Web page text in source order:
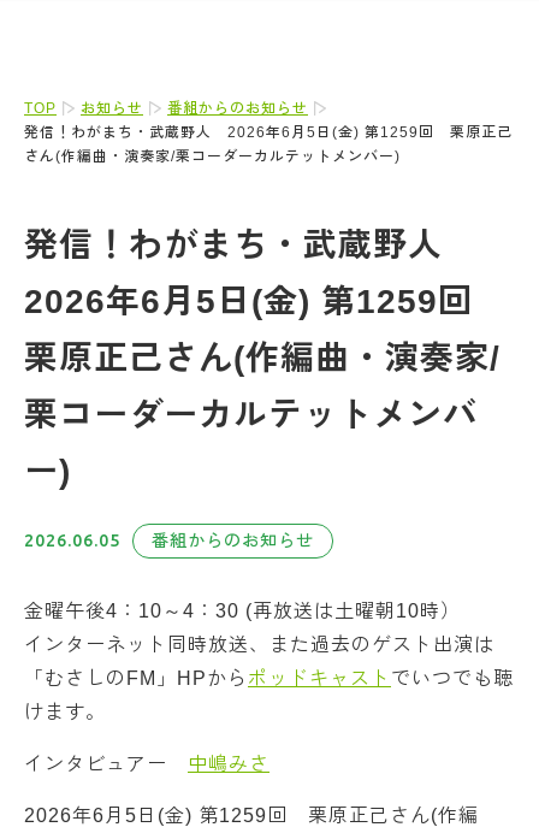
TOP お知らせ
番組からのお知らせ
発信！わがまち・武蔵野人 2026年6月5日(金) 第1259回 栗原正己
さん(作編曲・演奏家/栗コーダーカルテットメンバー)
発信！わがまち・武蔵野人
2026年6月5日(金) 第1259回
栗原正己さん(作編曲・演奏家/
栗コーダーカルテットメンバ
ー)
2026.06.05 番組からのお知らせ
金曜午後4：10～4：30 (再放送は土曜朝10時）
インターネット同時放送、また過去のゲスト出演は
「むさしのFM」HPから ポッドキャスト でいつでも聴
けます。
インタビュアー 中嶋みさ
2026年6月5日(金) 第1259回 栗原正己さん(作編